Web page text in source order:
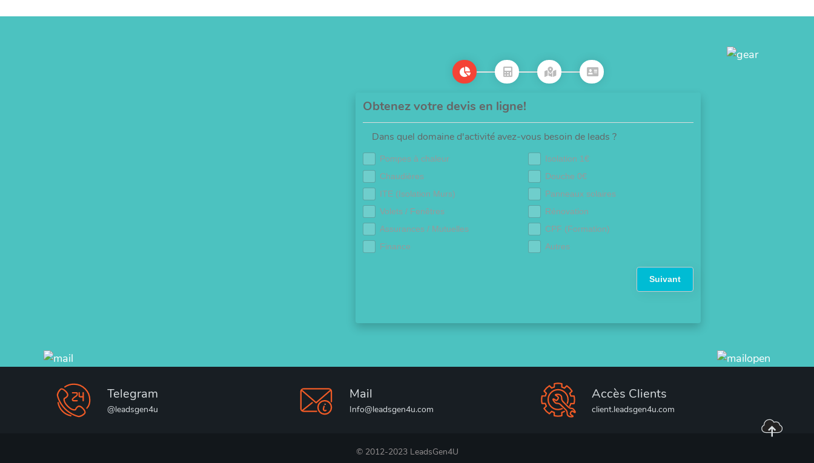
Obtenez votre devis en ligne!
Dans quel domaine d'activité avez-vous besoin de leads ?
Pompes à chaleur
Isolation 1€
Chaudières
Douche 0€
ITE (Isolation Murs)
Panneaux solaires
Volets / Fenêtres
Rénovation
Assurances / Mutuelles
CPF (Formation)
Finance
Autres
Suivant
Telegram
@leadsgen4u
Mail
Info@leadsgen4u.com
Accès Clients
client.leadsgen4u.com
© 2012-2023 LeadsGen4U